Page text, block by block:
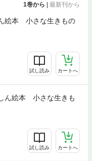
1巻から 最新刊から
絵本 小さな生きもの
試し読み カートへ
ん絵本 小さな生きも
試し読み カートへ